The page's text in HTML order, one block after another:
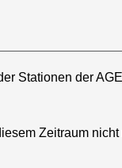
Stationen der
Zeitraum